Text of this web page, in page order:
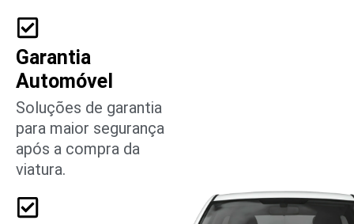
Garantia
Automóvel
Soluções de garantia
para maior segurança
após a compra da
viatura.